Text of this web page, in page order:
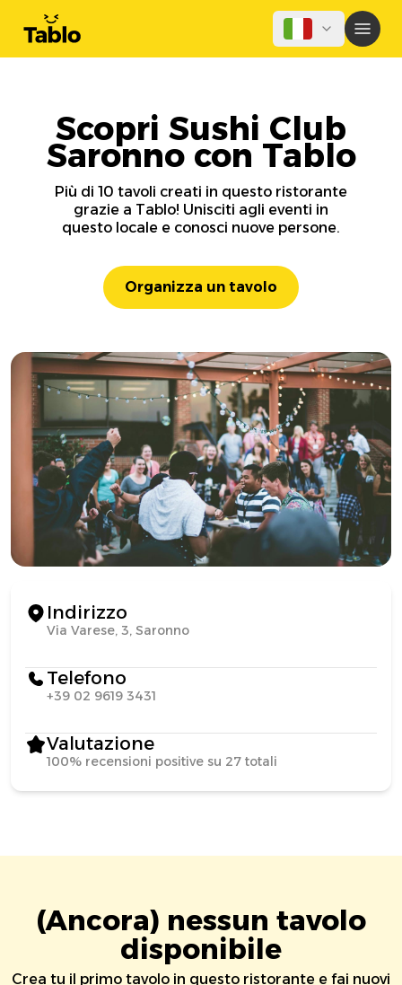
Scopri Sushi Club
Saronno con Tablo
Più di 10 tavoli creati in questo ristorante
grazie a Tablo! Unisciti agli eventi in
questo locale e conosci nuove persone.
Organizza un tavolo
Indirizzo
Via Varese, 3, Saronno
Telefono
+39 02 9619 3431
Valutazione
100% recensioni positive su 27 totali
(Ancora) nessun tavolo
disponibile
Crea tu il primo tavolo in questo ristorante e fai nuovi